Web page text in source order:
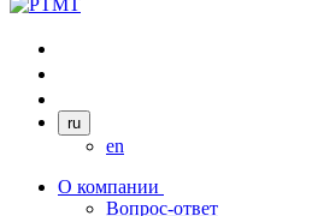
ru
en
О компании
Вопрос-ответ